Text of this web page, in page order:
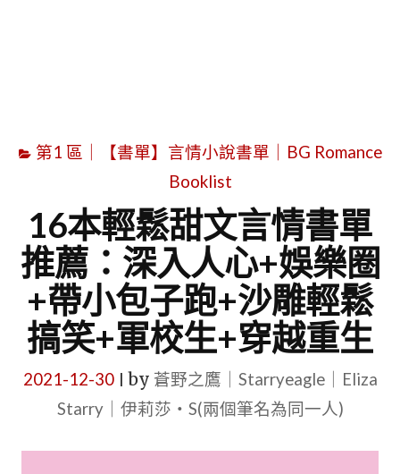
第1 區｜【書單】言情小說書單｜BG Romance
Booklist
16本輕鬆甜文言情書單
推薦：深入人心+娛樂圈
+帶小包子跑+沙雕輕鬆
搞笑+軍校生+穿越重生
2021-12-30| by 蒼野之鷹｜Starryeagle｜Eliza
Starry｜伊莉莎・S(兩個筆名為同一人)